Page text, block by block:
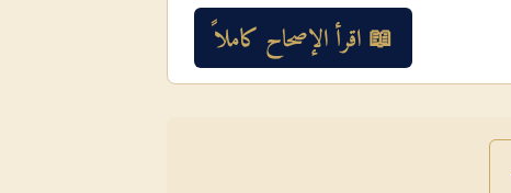
📖 اقرأ الإصحاح كاملاً